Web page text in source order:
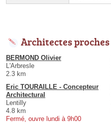
Architectes proches
BERMOND Olivier
L'Arbresle
2.3 km
Eric TOURAILLE - Concepteur
Architectural
Lentilly
4.8 km
Fermé, ouvre lundi à 9h00